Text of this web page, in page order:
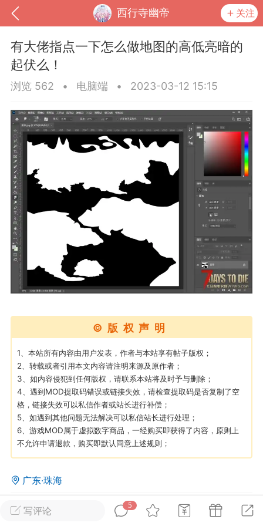
西行寺幽帝 关注
我的钱包 道具
MOD下载 攻略教程 联机招募
大人
Lv.8
禁止发布联机可用的作弊模组，
单机辅助引流私下售卖服务器外挂！
作弊模组的发布规范近期收到一些信息
作弊模组在联机服务器使用,为了维护游
环境，中文网特此发布以下声明，规范
模组的发布行为：1. *...
大人
Lv.8
写评论
5
有大佬指点一下怎么做地图的高低亮暗的
起伏么！
浏览 562 • 电脑端 • 2023-03-12 15:15
©版权声明
1、本站所有内容由用户发表，作者与本站享有帖子版权；
2、转载或者引用本文内容请注明来源及原作者；
3、如内容侵犯到任何版权，请联系本站将及时予与删除；
4、遇到MOD提取码错误或链接失效，请检查提取码是否复制了空
格，链接失效可以私信作者或站长进行补偿；
5、如遇到其他问题无法解决可以私信站长进行处理；
6、游戏MOD属于虚拟数字商品，一经购买即获得了内容，原则上
不允许申请退款，购买即默认同意上述规则；
广东·珠海
2